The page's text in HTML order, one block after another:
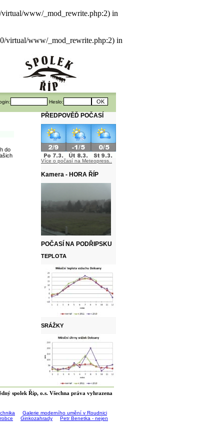
virtual/www/_mod_rewrite.php:2) in
virtual/www/_mod_rewrite.php:2) in
Heslo:
do
PŘEDPOVĚĎ POČASÍ
Více o počasí na Meteopress..
Kamera - HORA ŘÍP
POČASÍ NA PODŘIPSKU
TEPLOTA
SRÁŽKY
spolek Říp, o.s. Všechna práva vyhrazena
Galerie moderního umění v Roudnici
Ginkozahrady
Petr Benetka - nejen